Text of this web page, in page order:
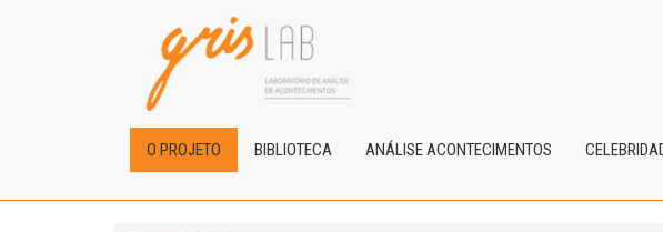
O PROJETO BIBLIOTECA ANÁLISE ACONTECIMENTOS